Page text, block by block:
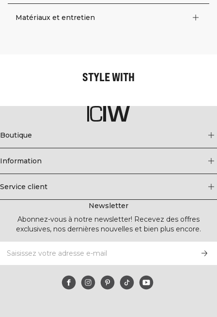
Matériaux et entretien
STYLE WITH
Boutique
Information
Service client
Newsletter
Abonnez-vous à notre newsletter! Recevez des offres
exclusives, nos dernières nouvelles et bien plus encore.